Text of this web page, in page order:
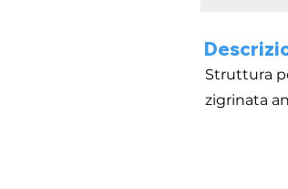
Struttura
zigrinata